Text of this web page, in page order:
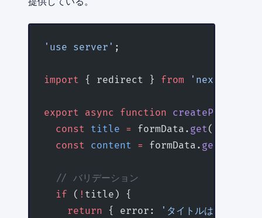
'use server' ;
import { redirect } from 'next/
export async function createPost
  const
title = formData. get(
  const
content = formData. get
  // バリデーション
  if
( ! title) {
    return
{ error: 'タイトルは必須です'